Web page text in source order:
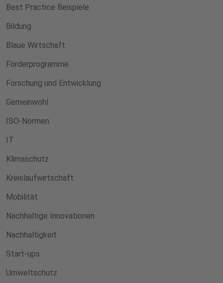
Best Practice Beispiele
Bildung
Blaue Wirtschaft
Förderprogramme
Forschung und Entwicklung
Gemeinwohl
ISO-Normen
IT
Klimaschutz
Kreislaufwirtschaft
Mobilität
Nachhaltige Innovationen
Nachhaltigkeit
Start-ups
Umweltschutz